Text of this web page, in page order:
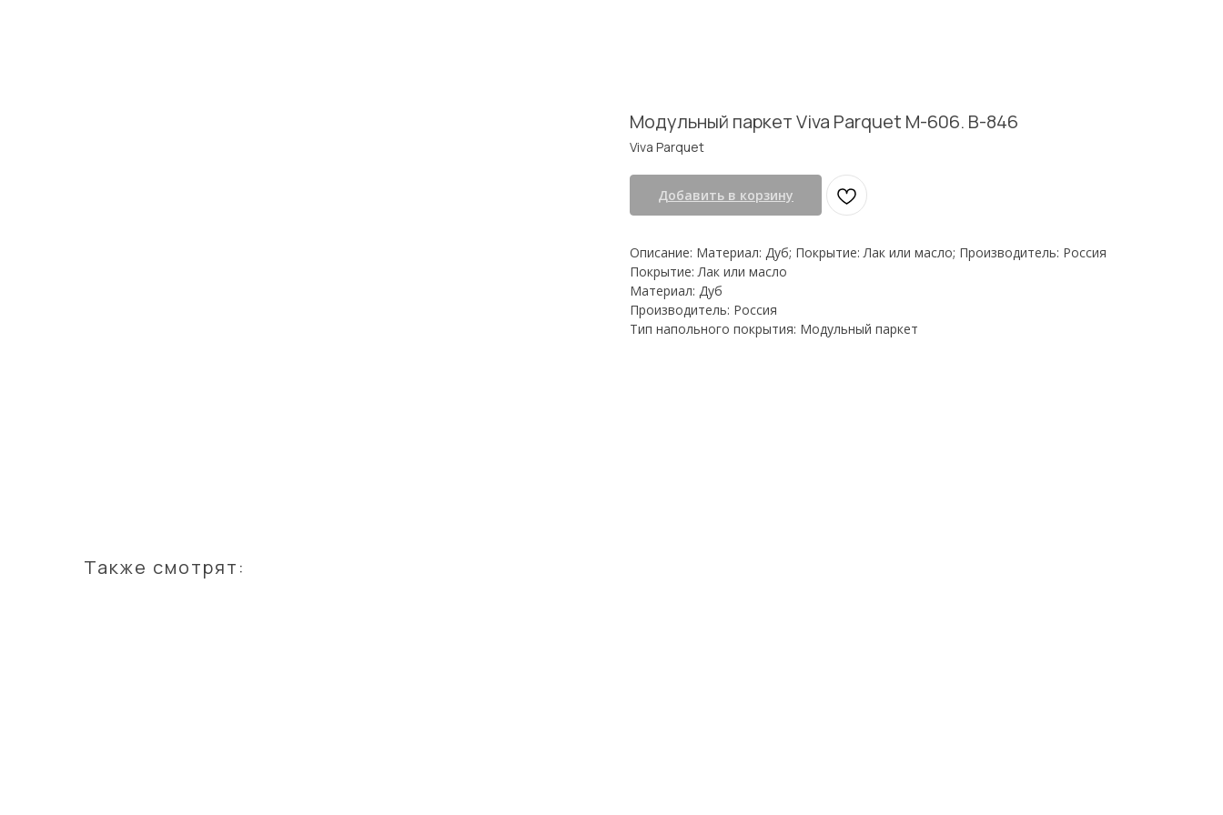
Модульный паркет Viva Parquet M-606. B-846
Viva Parquet
Добавить в корзину
Описание: Материал: Дуб; Покрытие: Лак или масло; Производитель: Россия
Покрытие: Лак или масло
Материал: Дуб
Производитель: Россия
Тип напольного покрытия: Модульный паркет
Также смотрят: